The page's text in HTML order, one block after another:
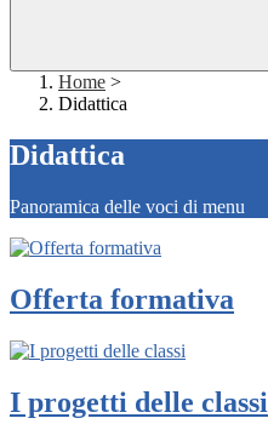
Home >
Didattica
Didattica
Panoramica delle voci di menu
Offerta formativa
I progetti delle classi